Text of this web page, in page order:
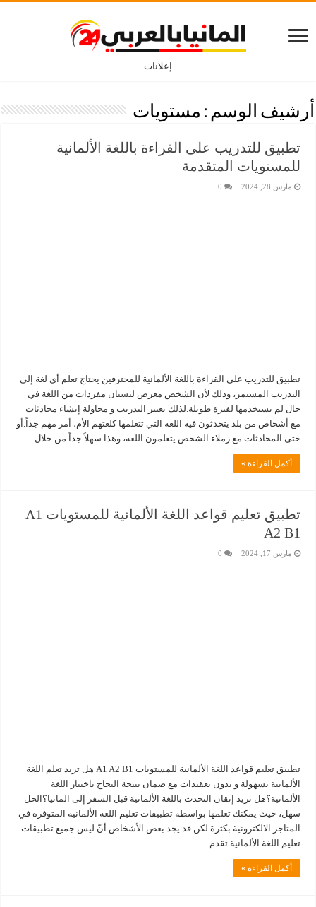
إعلانات
أرشيف الوسم : مستويات
تطبيق للتدريب على القراءة باللغة الألمانية
للمستويات المتقدمة
مارس 28, 2024 0
تطبيق للتدريب على القراءة باللغة الألمانية للمحترفين يحتاج تعلم أي لغة إلى
التدريب المستمر، وذلك لأن الشخص معرض لنسيان مفردات من اللغة في
حال لم يستخدمها لفترة طويلة.لذلك يعتبر التدريب و محاولة إنشاء محادثات
مع أشخاص من بلد يتحدثون فيه اللغة التي تتعلمها كلغتهم الأم، أمر مهم جداً.أو
حتى المحادثات مع زملاء الشخص يتعلمون اللغة، وهذا سهلاً جداً من خلال …
أكمل القراءة »
تطبيق تعليم قواعد اللغة الألمانية للمستويات A1
A2 B1
مارس 17, 2024 0
تطبيق تعليم قواعد اللغة الألمانية للمستويات A1 A2 B1 هل تريد تعلم اللغة
الألمانية بسهولة و بدون تعقيدات مع ضمان نتيجة النجاح باختيار اللغة
الألمانية؟هل تريد إتقان التحدث باللغة الألمانية قبل السفر إلى المانيا؟الحل
سهل، حيث يمكنك تعلمها بواسطة تطبيقات تعليم اللغة الألمانية المتوفرة في
المتاجر الالكترونية بكثرة.لكن قد يجد بعض الأشخاص أنّ ليس جميع تطبيقات
تعليم اللغة الألمانية تقدم …
أكمل القراءة »